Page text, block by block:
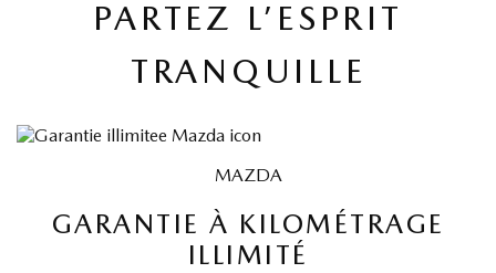
PARTEZ L’ESPRIT
TRANQUILLE
MAZDA
GARANTIE À KILOMÉTRAGE
ILLIMITÉ